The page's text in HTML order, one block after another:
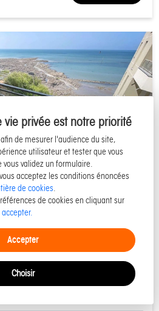
vie privée est notre priorité
de mesurer l'audience du site,
utilisateur et tester que vous
validez un formulaire.
acceptez les conditions énoncées
de cookies.
de cookies en cliquant sur
Accepter
Choisir
mer, centre ville,
APPA GR108
2 chambres